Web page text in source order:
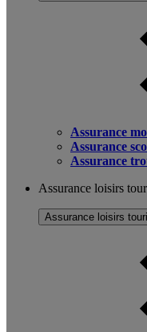
Assurance
Assurance
Assurance
Assurance loisirs
Assurance loisirs